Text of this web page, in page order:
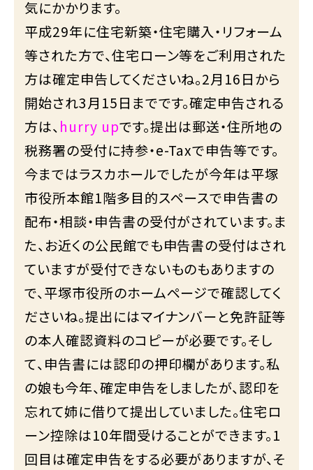
気にかかります。
平成29年に住宅新築・住宅購入・リフォーム
等された方で、住宅ローン等をご利用された
方は確定申告してくださいね。2月16日から
開始され3月15日までです。確定申告される
方は、hurry upです。提出は郵送・住所地の
税務署の受付に持参・e-Taxで申告等です。
今まではラスカホールでしたが今年は平塚
市役所本館1階多目的スペースで申告書の
配布・相談・申告書の受付がされています。ま
た、お近くの公民館でも申告書の受付はされ
ていますが受付できないものもありますの
で、平塚市役所のホームページで確認してく
ださいね。提出にはマイナンバーと免許証等
の本人確認資料のコピーが必要です。そし
て、申告書には認印の押印欄があります。私
の娘も今年、確定申告をしましたが、認印を
忘れて姉に借りて提出していました。住宅ロ
ーン控除は10年間受けることができます。1
回目は確定申告をする必要がありますが、そ